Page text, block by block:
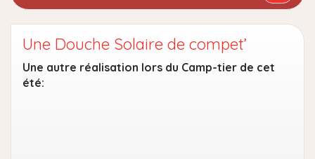
Une Douche Solaire de compet’
Une autre réalisation lors du Camp-tier de cet
été: